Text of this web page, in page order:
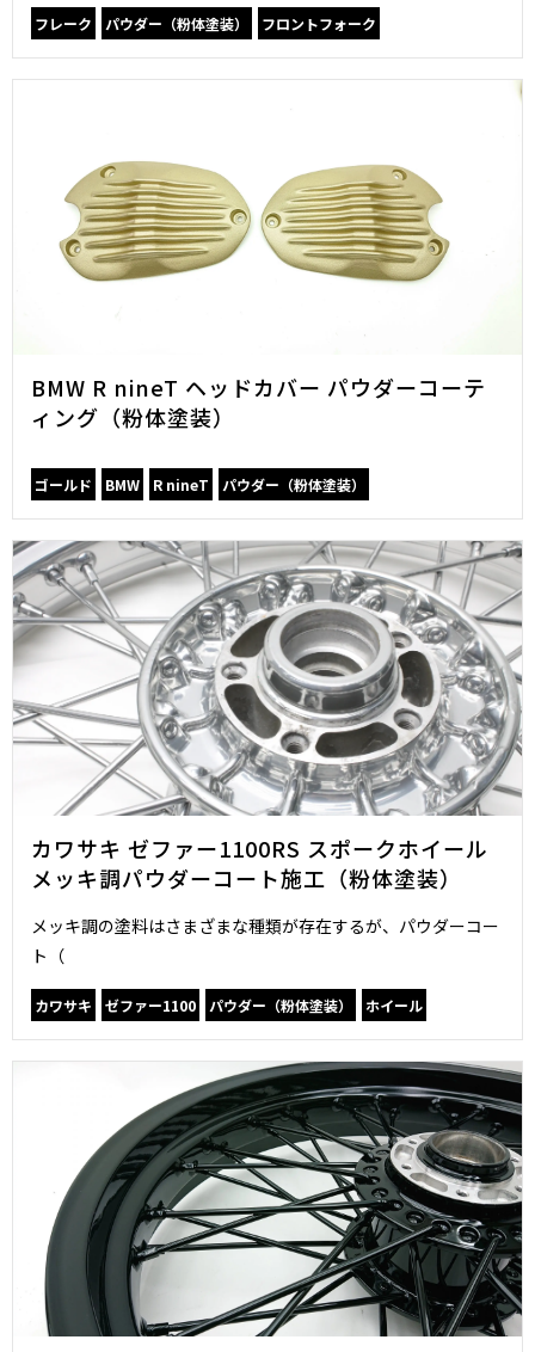
フレーク パウダー（粉体塗装） フロントフォーク
BMW R nineT ヘッドカバー パウダーコーテ
ィング（粉体塗装）
ゴールド BMW R nineT パウダー（粉体塗装）
カワサキ ゼファー1100RS スポークホイール
メッキ調パウダーコート施工（粉体塗装）
メッキ調の塗料はさまざまな種類が存在するが、パウダーコー
ト（
カワサキ ゼファー1100 パウダー（粉体塗装） ホイール